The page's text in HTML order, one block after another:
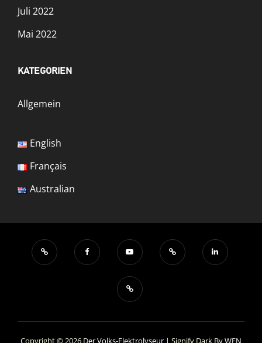
Juli 2022
Mai 2022
KATEGORIEN
Allgemein
English
Français
Australian
Copyright © 2026 Der Volks-Elektrolyseur | Signify Dark ByWEN